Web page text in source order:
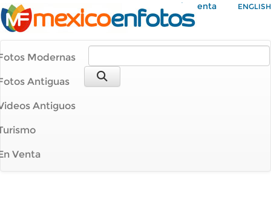
Mi Cuenta ENGLISH
Modernas
Antiguas
Antiguos
Venta